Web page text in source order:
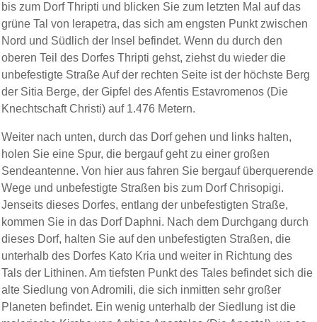
bis zum Dorf Thripti und blicken Sie zum letzten Mal auf das
grüne Tal von lerapetra, das sich am engsten Punkt zwischen
Nord und Südlich der Insel befindet. Wenn du durch den
oberen Teil des Dorfes Thripti gehst, ziehst du wieder die
unbefestigte Straße Auf der rechten Seite ist der höchste Berg
der Sitia Berge, der Gipfel des Afentis Estavromenos (Die
Knechtschaft Christi) auf 1.476 Metern.
Weiter nach unten, durch das Dorf gehen und links halten,
holen Sie eine Spur, die bergauf geht zu einer großen
Sendeantenne. Von hier aus fahren Sie bergauf überquerende
Wege und unbefestigte Straßen bis zum Dorf Chrisopigi.
Jenseits dieses Dorfes, entlang der unbefestigten Straße,
kommen Sie in das Dorf Daphni. Nach dem Durchgang durch
dieses Dorf, halten Sie auf den unbefestigten Straßen, die
unterhalb des Dorfes Kato Kria und weiter in Richtung des
Tals der Lithinen. Am tiefsten Punkt des Tales befindet sich die
alte Siedlung von Adromili, die sich inmitten sehr großer
Planeten befindet. Ein wenig unterhalb der Siedlung ist die